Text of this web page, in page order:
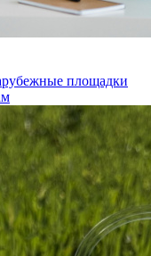
площадки